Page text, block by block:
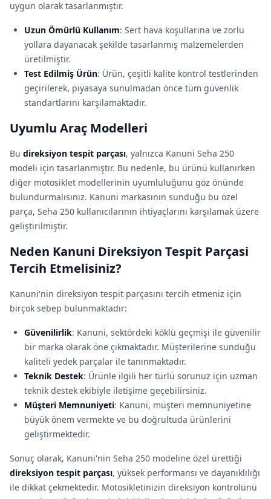
uygun olarak tasarlanmıştır.
Uzun Ömürlü Kullanım: Sert hava koşullarına ve zorlu
yollara dayanacak şekilde tasarlanmış malzemelerden
üretilmiştir.
Test Edilmiş Ürün: Ürün, çeşitli kalite kontrol testlerinden
geçirilerek, piyasaya sunulmadan önce tüm güvenlik
standartlarını karşılamaktadır.
Uyumlu Araç Modelleri
Bu direksiyon tespit parçası, yalnızca Kanuni Seha 250
modeli için tasarlanmıştır. Bu nedenle, bu ürünü kullanırken
diğer motosiklet modellerinin uyumluluğunu göz önünde
bulundurmalısınız. Kanuni markasının sunduğu bu özel
parça, Seha 250 kullanıcılarının ihtiyaçlarını karşılamak üzere
geliştirilmiştir.
Neden Kanuni Direksiyon Tespit Parçasi
Tercih Etmelisiniz?
Kanuni'nin direksiyon tespit parçasını tercih etmeniz için
birçok sebep bulunmaktadır:
Güvenilirlik: Kanuni, sektördeki köklü geçmişi ile güvenilir
bir marka olarak öne çıkmaktadır. Müşterilerine sunduğu
kaliteli yedek parçalar ile tanınmaktadır.
Teknik Destek: Ürünle ilgili her türlü sorunuz için uzman
teknik destek ekibiyle iletişime geçebilirsiniz.
Müşteri Memnuniyeti: Kanuni, müşteri memnuniyetine
büyük önem vermekte ve bu doğrultuda ürünlerini
geliştirmektedir.
Sonuç olarak, Kanuni'nin Seha 250 modeline özel ürettiği
direksiyon tespit parçası, yüksek performansı ve dayanıklılığı
ile dikkat çekmektedir. Motosikletinizin direksiyon kontrolünü